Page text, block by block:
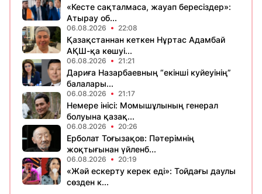
«Кесте сақталмаса, жауап бересіздер»:
Атырау об...
06.08.2026 22:08
Қазақстаннан кеткен Нұртас Адамбай
АҚШ-қа көшуі...
06.08.2026 21:21
Дариға Назарбаевның “екінші куйеуінің”
балалары...
06.08.2026 21:17
Немере інісі: Момышұлының генерал
болуына қазақ...
06.08.2026 20:26
Ерболат Тоғызақов: Пәтерімнің
жоқтығынан үйленб...
06.08.2026 20:19
«Жәй ескерту керек еді»: Тойдағы даулы
сөзден к...